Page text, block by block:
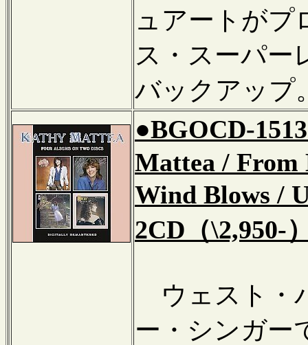
ュアートがプ
ス・スーパー
バックアップ
●BGOCD-
Mattea / From
Wind Blows /
2CD（\2,950-
ウェスト・
ー・シンガー